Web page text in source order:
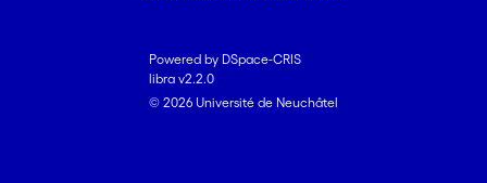
Powered by DSpace-CRIS
libra v2.2.0
© 2026 Université de Neuchâtel